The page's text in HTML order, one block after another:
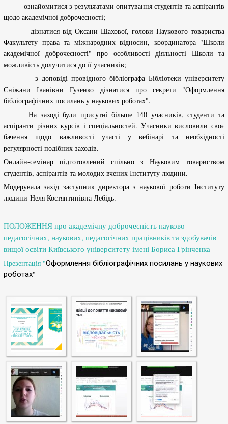
- ознайомитися з результатами опитування студентів та аспірантів
щодо академічної доброчесності;
- дізнатися від Оксани Шахової, голови Наукового товариства
Факультету права та міжнародних відносин, координатора "Школи
академічної доброчесності" про особливості діяльності Школи та
можливість долучитися до її учасників;
- з доповіді провідного бібліографа Бібліотеки університету
Сніжани Іванівни Гузенко дізнатися про секрети "Оформлення
бібліографічних посилань у наукових роботах".
На заході були присутні більше 140 учасників, студенти та
аспіранти різних курсів і спеціальностей. Учасники висловили своє
бачення щодо важливості участі у вебінарі та необхідності
регулярності подібних заходів.
Онлайн-семінар підготовлений спільно з Науковим товариством
студентів, аспірантів та молодих вчених Інституту людини.
Модерувала захід заступник директора з наукової роботи Інституту
людини Неля Костянтинівна Лебідь.
ПОЛОЖЕННЯ про академічну доброчесність науково-
педагогічних, наукових, педагогічних працівників та здобувачів
вищої освіти Київського університету імені Бориса Грінченка
Презентація "Оформлення бібліографічних посилань у наукових
роботах"